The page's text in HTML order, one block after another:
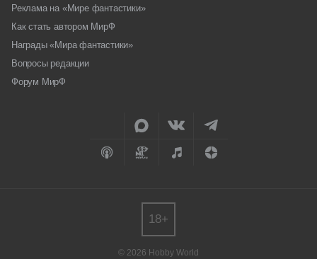
Реклама на «Мире фантастики»
Как стать автором МирФ
Награды «Мира фантастики»
Вопросы редакции
Форум МирФ
© 2026 Hobby World
18+